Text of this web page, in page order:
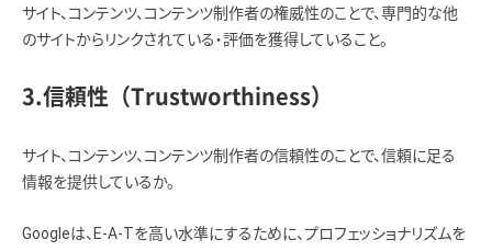
サイト、コンテンツ、コンテンツ制作者の権威性のことで、専門的な他
のサイトからリンクされている・評価を獲得していること。
3.信頼性（Trustworthiness）
サイト、コンテンツ、コンテンツ制作者の信頼性のことで、信頼に足る
情報を提供しているか。
Googleは、E-A-Tを高い水準にするために、プロフェッショナリズムを